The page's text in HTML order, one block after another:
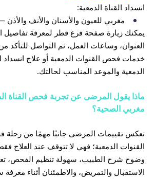
انسداد القناة الدمعية:
مغربي للعيون والأسنان والأنف والأذن
يمكنك زيارة صفحة فرع قطر لمعرفة تفاصيل
العنوان، وساعات العمل، ثم التواصل للتأكد
خدمات فحص القنوات الدمعية أو علاج انسداد
الدمعية والموعد المناسب لحالتك.
ماذا يقول المرضى عن تجربة فحص القناة
مغربي الصحية؟
تعكس تقييمات المرضى جانبًا مهمًا من رحلة
القنوات الدمعية؛ فهي لا تتوقف عند العلاج
وضوح شرح الطبيب، سهولة تنظيم الفحص،
الاستقبال والتمريض، والاطمئنان أثناء